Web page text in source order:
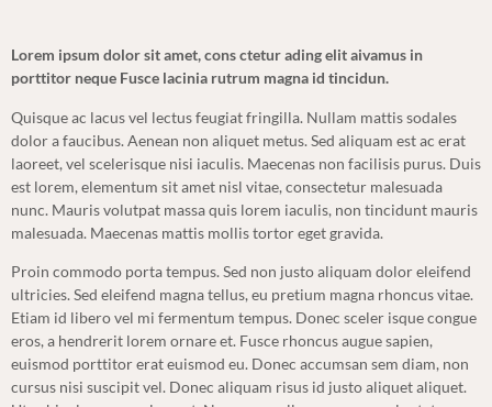
Lorem ipsum dolor sit amet, cons ctetur ading elit aivamus in
porttitor neque Fusce lacinia rutrum magna id tincidun.
Quisque ac lacus vel lectus feugiat fringilla. Nullam mattis sodales
dolor a faucibus. Aenean non aliquet metus. Sed aliquam est ac erat
laoreet, vel scelerisque nisi iaculis. Maecenas non facilisis purus. Duis
est lorem, elementum sit amet nisl vitae, consectetur malesuada
nunc. Mauris volutpat massa quis lorem iaculis, non tincidunt mauris
malesuada. Maecenas mattis mollis tortor eget gravida.
Proin commodo porta tempus. Sed non justo aliquam dolor eleifend
ultricies. Sed eleifend magna tellus, eu pretium magna rhoncus vitae.
Etiam id libero vel mi fermentum tempus. Donec sceler isque congue
eros, a hendrerit lorem ornare et. Fusce rhoncus augue sapien,
euismod porttitor erat euismod eu. Donec accumsan sem diam, non
cursus nisi suscipit vel. Donec aliquam risus id justo aliquet aliquet.